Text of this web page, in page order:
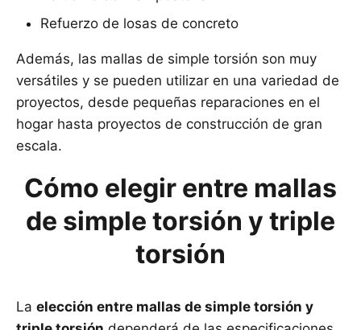
Refuerzo de losas de concreto
Además, las mallas de simple torsión son muy
versátiles y se pueden utilizar en una variedad de
proyectos, desde pequeñas reparaciones en el
hogar hasta proyectos de construcción de gran
escala.
Cómo elegir entre mallas
de simple torsión y triple
torsión
La elección entre mallas de simple torsión y